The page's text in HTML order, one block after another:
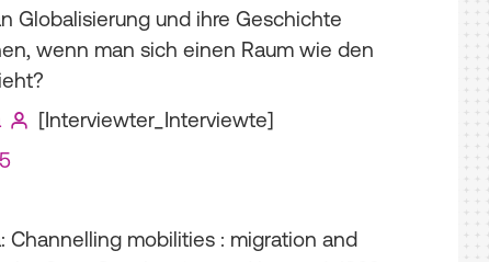
Globalisierung und ihre Geschichte
wenn man sich einen Raum wie den
[Interviewter_Interviewte]
Channelling mobilities : migration and